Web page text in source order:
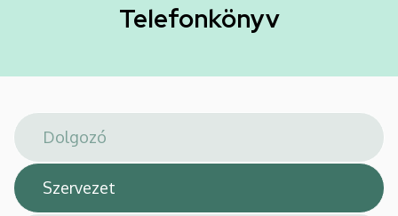
Általános
Arany
János
téri
feladatellátási
hely
Telefonkönyv